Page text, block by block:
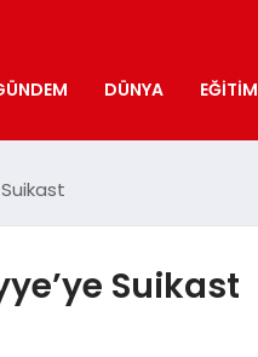
DÜNYA EĞITIM
Suikast